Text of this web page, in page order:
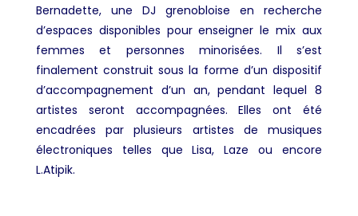
Bernadette, une DJ grenobloise en recherche
d’espaces disponibles pour enseigner le mix aux
femmes et personnes minorisées. Il s’est
finalement construit sous la forme d’un dispositif
d’accompagnement d’un an, pendant lequel 8
artistes seront accompagnées. Elles ont été
encadrées par plusieurs artistes de musiques
électroniques telles que Lisa, Laze ou encore
L.Atipik.